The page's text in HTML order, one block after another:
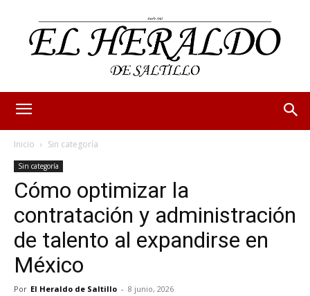
Inicio Sin categoría
Sin categoría
Cómo optimizar la
contratación y administración
de talento al expandirse en
México
Por El Heraldo de Saltillo - 8 junio, 2026